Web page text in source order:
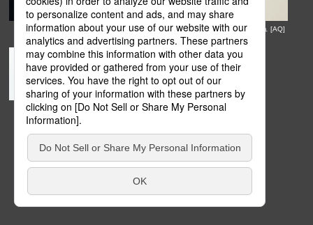
ブラック [AE] オリーブグリーン [AZ] プラムレッド [AX] ベージュ [AQ]
ホワイト [AA] マットホワイト [AS] マットメタリック [AM]